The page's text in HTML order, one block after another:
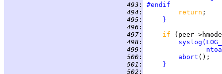
493 :
#endif
494 : return
495 :
}
496 :
497 : if
(peer-
498 : syslog (
499 :
ntoa
500 : abort
501 :
}
502 :